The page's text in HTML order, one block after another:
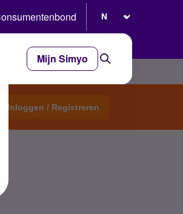
Mijn Simyo
Inloggen / Registreren